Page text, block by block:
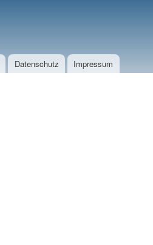
Datenschutz Impressum